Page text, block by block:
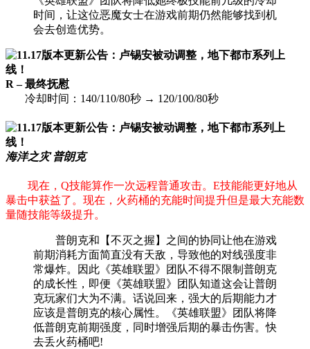
时间，让这位恶魔女士在游戏前期仍然能够找到机
会去创造优势。
R – 最终抚慰
冷却时间：140/110/80秒 → 120/100/80秒
海洋之灾 普朗克
现在，Q技能算作一次远程普通攻击。E技能能更好地从
暴击中获益了。现在，火药桶的充能时间提升但是最大充能数
量随技能等级提升。
普朗克和【不灭之握】之间的协同让他在游戏
前期消耗方面简直没有天敌，导致他的对线强度非
常爆炸。因此《英雄联盟》团队不得不限制普朗克
的成长性，即便《英雄联盟》团队知道这会让普朗
克玩家们大为不满。话说回来，强大的后期能力才
应该是普朗克的核心属性。《英雄联盟》团队将降
低普朗克前期强度，同时增强后期的暴击伤害。快
去丢火药桶吧!